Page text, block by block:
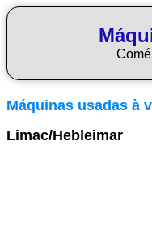
Máquinas usadas à
Limac/Hebleimar